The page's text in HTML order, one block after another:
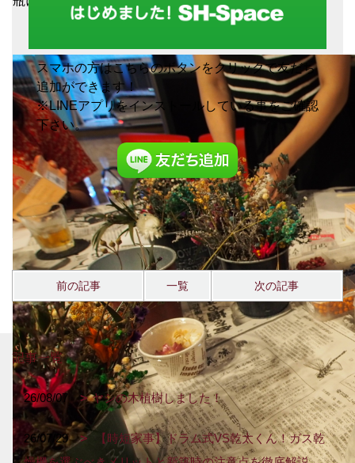
スマホの方はこちらのボタンをクリックで友だち
追加ができます！
※LINEアプリをインストールしている事をご確認
下さい。
前の記事 一覧 次の記事
記事一覧
26/08/07 ヤシの木植樹しました！
26/07/29
【時短家事】ドラム式VS乾太くん！ガス乾